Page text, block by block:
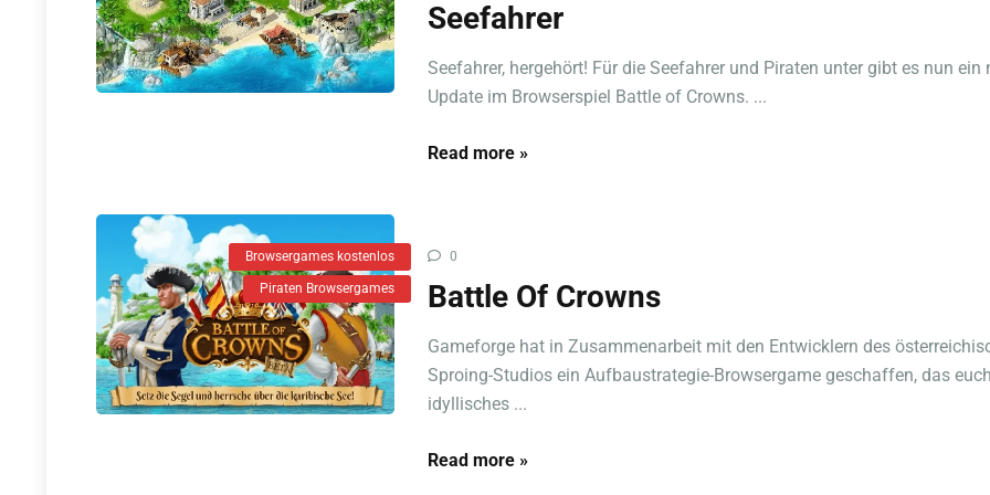
Seefahrer
Seefahrer, hergehört! Für die Seefahrer und Piraten unter gibt es nun ein
Update im Browserspiel Battle of Crowns. ...
Read more »
Browsergames kostenlos
Piraten Browsergames
0
Battle Of Crowns
Gameforge hat in Zusammenarbeit mit den Entwicklern des
Sproing-Studios ein Aufbaustrategie-Browsergame geschaffen, das
idyllisches ...
Read more »